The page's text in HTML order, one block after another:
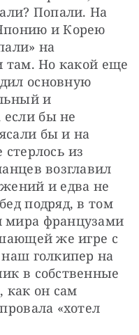
Попали. На
и Корею
на
там. Но какой еще
основную
и
бы не
бы и на
из
возглавил
и едва не
подряд, в том
мира французами
же игре с
голкипер на
в собственные
как он сам
«хотел